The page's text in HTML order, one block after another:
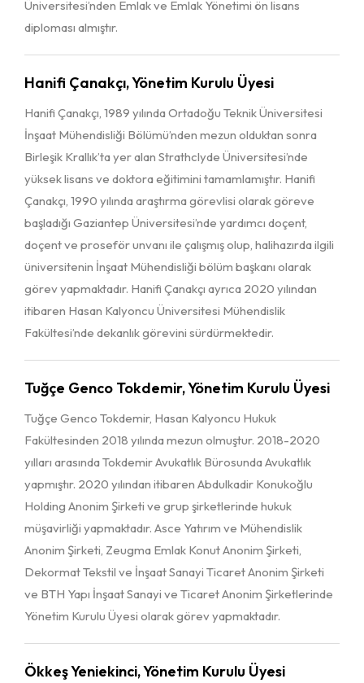
Üniversitesi’nden Emlak ve Emlak Yönetimi ön lisans
diploması almıştır.
Hanifi Çanakçı, Yönetim Kurulu Üyesi
Hanifi Çanakçı, 1989 yılında Ortadoğu Teknik Üniversitesi
İnşaat Mühendisliği Bölümü’nden mezun olduktan sonra
Birleşik Krallık’ta yer alan Strathclyde Üniversitesi’nde
yüksek lisans ve doktora eğitimini tamamlamıştır. Hanifi
Çanakçı, 1990 yılında araştırma görevlisi olarak göreve
başladığı Gaziantep Üniversitesi’nde yardımcı doçent,
doçent ve proseför unvanı ile çalışmış olup, halihazırda ilgili
üniversitenin İnşaat Mühendisliği bölüm başkanı olarak
görev yapmaktadır. Hanifi Çanakçı ayrıca 2020 yılından
itibaren Hasan Kalyoncu Üniversitesi Mühendislik
Fakültesi’nde dekanlık görevini sürdürmektedir.
Tuğçe Genco Tokdemir, Yönetim Kurulu Üyesi
Tuğçe Genco Tokdemir, Hasan Kalyoncu Hukuk
Fakültesinden 2018 yılında mezun olmuştur. 2018-2020
yılları arasında Tokdemir Avukatlık Bürosunda Avukatlık
yapmıştır. 2020 yılından itibaren Abdulkadir Konukoğlu
Holding Anonim Şirketi ve grup şirketlerinde hukuk
müşavirliği yapmaktadır. Asce Yatırım ve Mühendislik
Anonim Şirketi, Zeugma Emlak Konut Anonim Şirketi,
Dekormat Tekstil ve İnşaat Sanayi Ticaret Anonim Şirketi
ve BTH Yapı İnşaat Sanayi ve Ticaret Anonim Şirketlerinde
Yönetim Kurulu Üyesi olarak görev yapmaktadır.
Ökkeş Yeniekinci, Yönetim Kurulu Üyesi